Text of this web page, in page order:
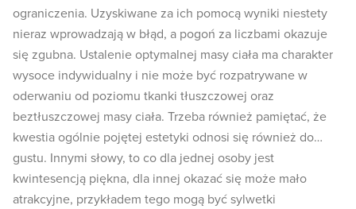
ograniczenia. Uzyskiwane za ich pomocą wyniki niestety
nieraz wprowadzają w błąd, a pogoń za liczbami okazuje
się zgubna. Ustalenie optymalnej masy ciała ma charakter
wysoce indywidualny i nie może być rozpatrywane w
oderwaniu od poziomu tkanki tłuszczowej oraz
beztłuszczowej masy ciała. Trzeba również pamiętać, że
kwestia ogólnie pojętej estetyki odnosi się również do…
gustu. Innymi słowy, to co dla jednej osoby jest
kwintesencją piękna, dla innej okazać się może mało
atrakcyjne, przykładem tego mogą być sylwetki